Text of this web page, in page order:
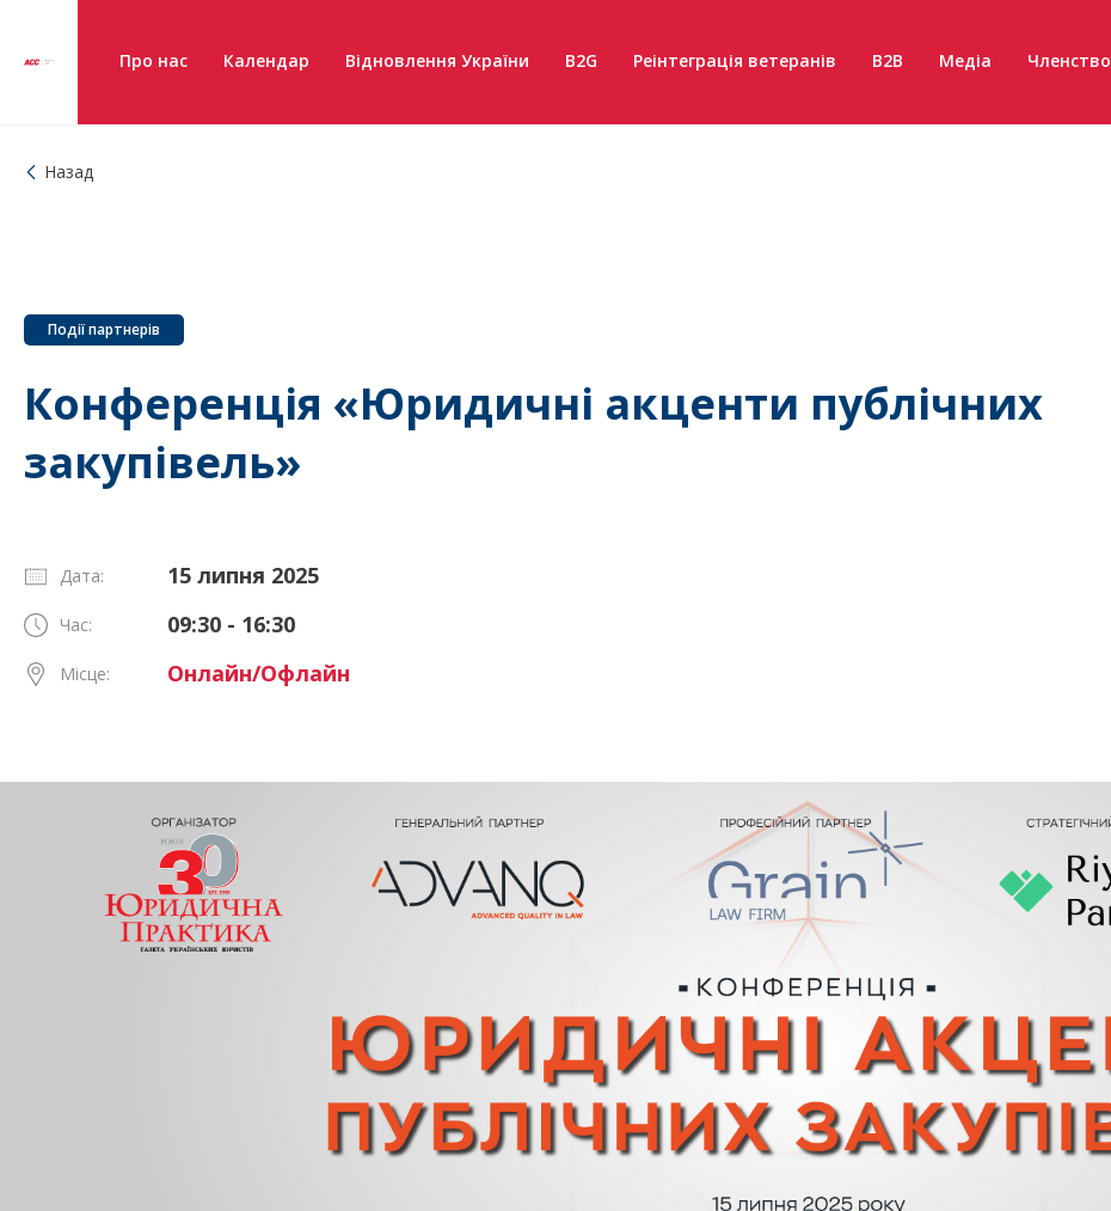
Про нас Календар Відновлення України B2G Реінтеграція ветеранів B2B Медіа Членство
Назад
Події партнерів
Конференція «Юридичні акценти публічних
закупівель»
Дата: 15 липня 2025
Час: 09:30 - 16:30
Місце: Онлайн/Офлайн